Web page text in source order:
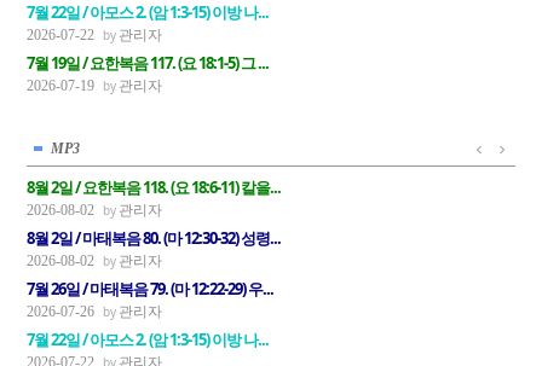
7월 22일 / 아모스 2. (암 1:3-15) 이방 나...
2026-07-22 관리자
7월 19일 / 요한복음 117. (요 18:1-5) 그 ...
2026-07-19 관리자
MP3
8월 2일 / 요한복음 118. (요 18:6-11) 칼을...
2026-08-02 관리자
8월 2일 / 마태복음 80. (마 12:30-32) 성령...
2026-08-02 관리자
7월 26일 / 마태복음 79. (마 12:22-29) 우...
2026-07-26 관리자
7월 22일 / 아모스 2. (암 1:3-15) 이방 나...
2026-07-22 관리자